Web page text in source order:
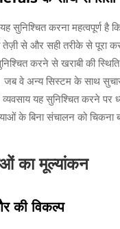
सुनिश्चित करना महत्वपूर्ण
से और सही तरीके से पूरा
करने से खराबी की
जब वे अन्य सिस्टम के साथ
व्यवसाय यह सुनिश्चित करने
के बिना संचालन को चिकना
का मूल्यांकन
की विकल्प